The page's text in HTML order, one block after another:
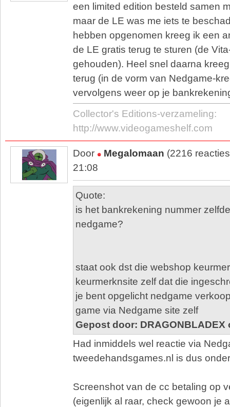
een limited edition besteld samen
maar de LE was me iets te
hebben opgenomen kreeg ik een
de LE gratis terug te sturen (de
gehouden). Heel snel daarna
terug (in de vorm van Nedgame-
vervolgens weer op je
Collector's Editions-verzameling:
http://www.videogameshelf.com
Door Megalomaan (2216
21:08
Quote:
is het bankrekening nummer
nedgame?
staat ook dst die webshop
keurmerknsite zelf dat die
je bent opgelicht nedgame
game via Nedgame site zelf
Gepost door: DRAGONBLADEX
Had inmiddels wel reactie via
tweedehandsgames.nl is dus
Screenshot van de cc betaling op
(eigenlijk al raar, check gewoon je